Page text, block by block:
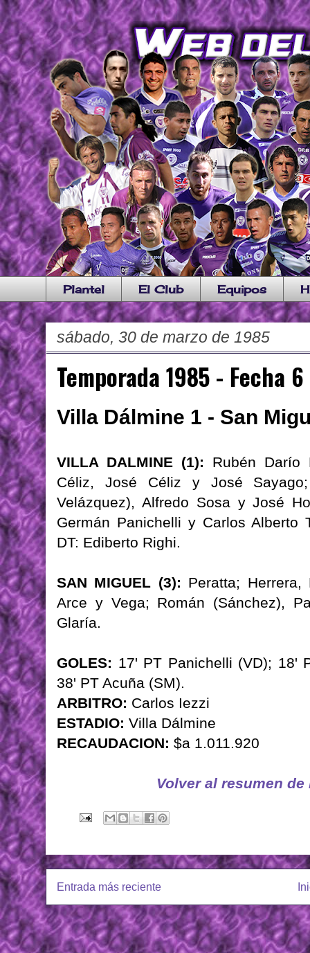
Plantel El Club Equipos
sábado, 30 de marzo de 1985
Temporada 1985 - Fecha 6
Villa Dálmine 1 - San
VILLA DALMINE (1): Rubén Darío
Céliz, José Céliz y José
Velázquez), Alfredo Sosa y José
Germán Panichelli y Carlos Alberto
DT: Ediberto Righi.
SAN MIGUEL (3): Peratta;
Arce y Vega; Román (Sánchez),
Glaría.
GOLES: 17' PT Panichelli (VD); 18'
38' PT Acuña (SM).
ARBITRO: Carlos Iezzi
ESTADIO: Villa Dálmine
RECAUDACION: $a 1.011.920
Volver al resumen
Entrada más reciente